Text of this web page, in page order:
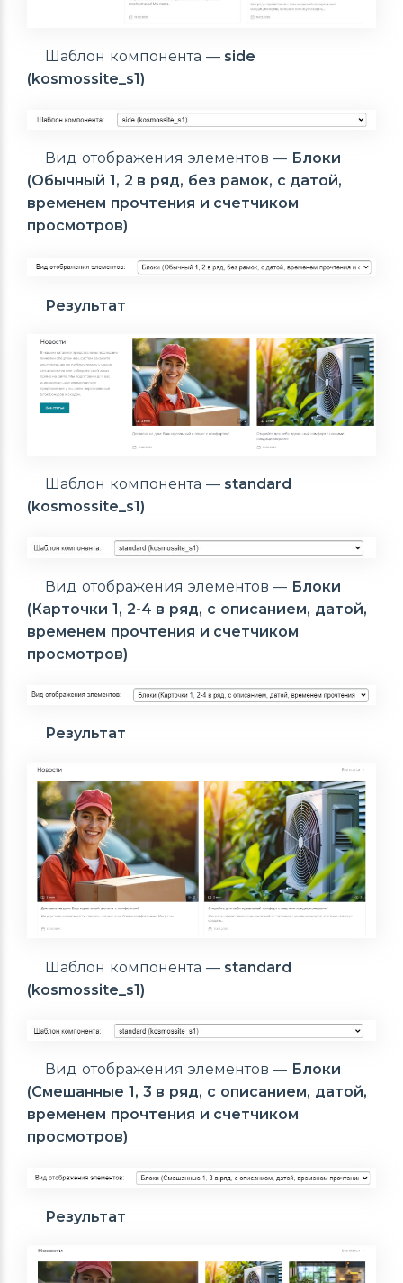
Шаблон компонента — side
(kosmossite_s1)
Вид отображения элементов — Блоки
(Обычный 1, 2 в ряд, без рамок, с датой,
временем прочтения и счетчиком
просмотров)
Результат
Шаблон компонента — standard
(kosmossite_s1)
Вид отображения элементов — Блоки
(Карточки 1, 2-4 в ряд, с описанием, датой,
временем прочтения и счетчиком
просмотров)
Результат
Шаблон компонента — standard
(kosmossite_s1)
Вид отображения элементов — Блоки
(Смешанные 1, 3 в ряд, с описанием, датой,
временем прочтения и счетчиком
просмотров)
Результат